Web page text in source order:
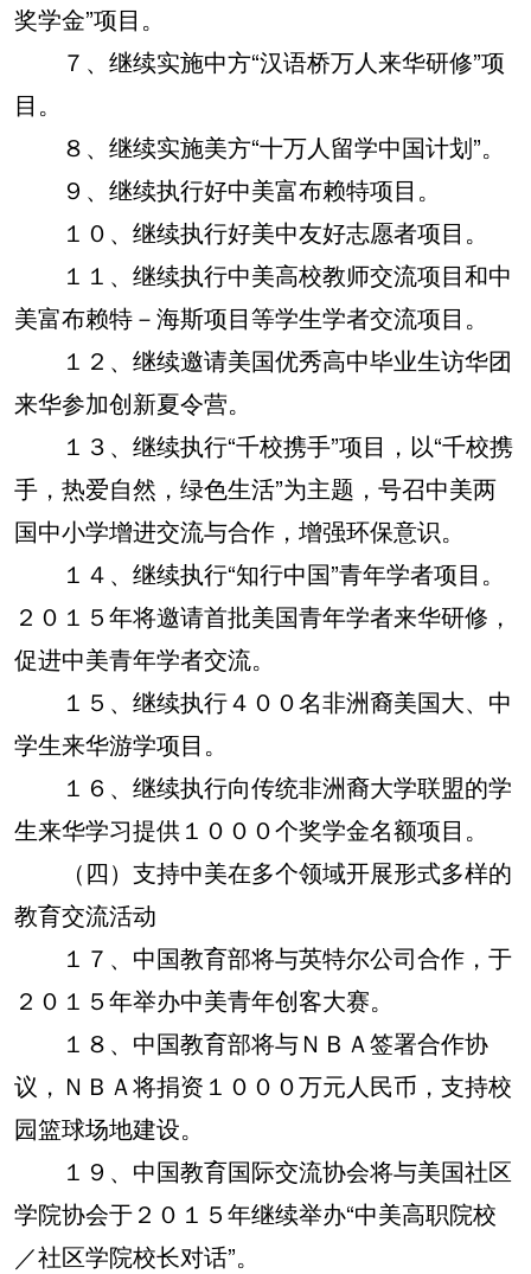
奖学金”项目。
７、继续实施中方“汉语桥万人来华研修”项
目。
８、继续实施美方“十万人留学中国计划”。
９、继续执行好中美富布赖特项目。
１０、继续执行好美中友好志愿者项目。
１１、继续执行中美高校教师交流项目和中
美富布赖特－海斯项目等学生学者交流项目。
１２、继续邀请美国优秀高中毕业生访华团
来华参加创新夏令营。
１３、继续执行“千校携手”项目，以“千校携
手，热爱自然，绿色生活”为主题，号召中美两
国中小学增进交流与合作，增强环保意识。
１４、继续执行“知行中国”青年学者项目。
２０１５年将邀请首批美国青年学者来华研修，
促进中美青年学者交流。
１５、继续执行４００名非洲裔美国大、中
学生来华游学项目。
１６、继续执行向传统非洲裔大学联盟的学
生来华学习提供１０００个奖学金名额项目。
（四）支持中美在多个领域开展形式多样的
教育交流活动
１７、中国教育部将与英特尔公司合作，于
２０１５年举办中美青年创客大赛。
１８、中国教育部将与ＮＢＡ签署合作协
议，ＮＢＡ将捐资１０００万元人民币，支持校
园篮球场地建设。
１９、中国教育国际交流协会将与美国社区
学院协会于２０１５年继续举办“中美高职院校
／社区学院校长对话”。